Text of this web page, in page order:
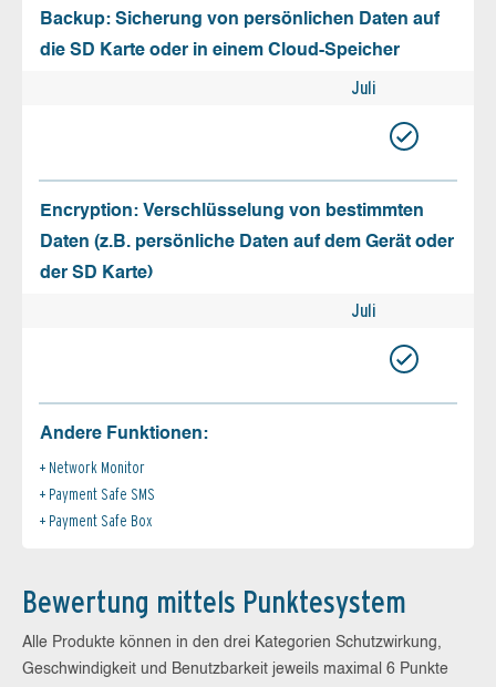
Backup: Sicherung von persönlichen Daten auf
die SD Karte oder in einem Cloud-Speicher
Juli
Encryption: Verschlüsselung von bestimmten
Daten (z.B. persönliche Daten auf dem Gerät oder
der SD Karte)
Juli
Andere Funktionen:
Network Monitor
Payment Safe SMS
Payment Safe Box
Bewertung mittels Punktesystem
Alle Produkte können in den drei Kategorien Schutzwirkung,
Geschwindigkeit und Benutzbarkeit jeweils maximal 6 Punkte